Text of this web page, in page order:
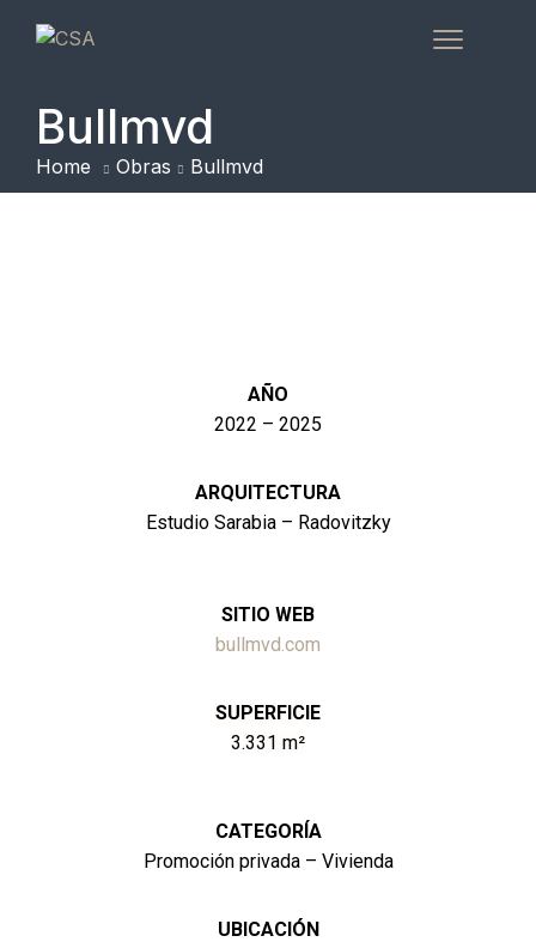
Bullmvd
Home Obras Bullmvd
AÑO
2022 – 2025
ARQUITECTURA
Estudio Sarabia – Radovitzky
SITIO WEB
bullmvd.com
SUPERFICIE
3.331 m²
CATEGORÍA
Promoción privada – Vivienda
UBICACIÓN